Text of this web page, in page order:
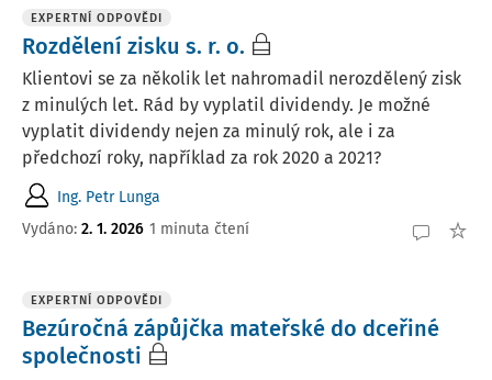
EXPERTNÍ ODPOVĚDI
Rozdělení zisku s. r. o.
Klientovi se za několik let nahromadil nerozdělený zisk
z minulých let. Rád by vyplatil dividendy. Je možné
vyplatit dividendy nejen za minulý rok, ale i za
předchozí roky, například za rok 2020 a 2021?
Ing. Petr Lunga
Vydáno: 2. 1. 2026 1 minuta čtení
EXPERTNÍ ODPOVĚDI
Bezúročná zápůjčka mateřské do dceřiné
společnosti